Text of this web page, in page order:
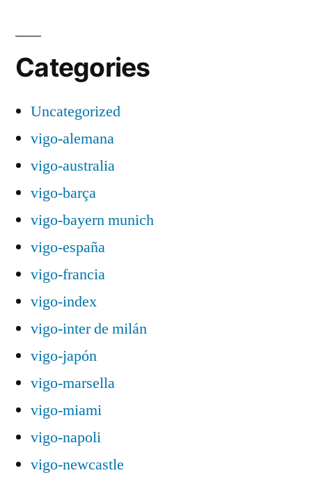
Categories
Uncategorized
vigo-alemana
vigo-australia
vigo-barça
vigo-bayern munich
vigo-españa
vigo-francia
vigo-index
vigo-inter de milán
vigo-japón
vigo-marsella
vigo-miami
vigo-napoli
vigo-newcastle